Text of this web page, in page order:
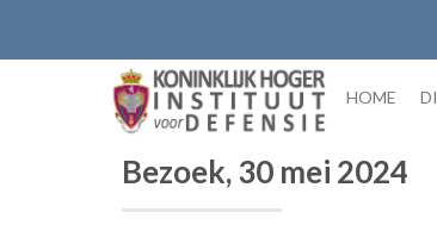
content
HOME
Bezoek, 30 mei 2024